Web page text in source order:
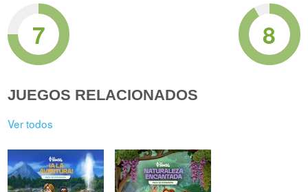
7 8
JUEGOS RELACIONADOS
Ver todos